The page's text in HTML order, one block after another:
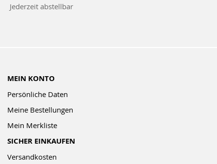
Newsletter:
Jederzeit abstellbar
MEIN KONTO
Persönliche Daten
Meine Bestellungen
Mein Merkliste
SICHER EINKAUFEN
Versandkosten